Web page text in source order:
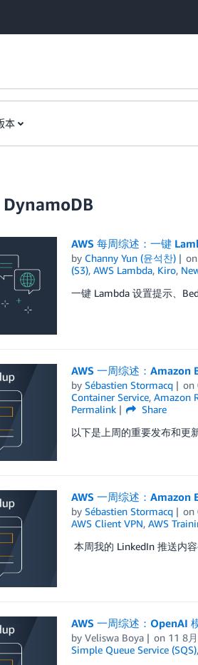
本
AWS 每周综述：一键
by Channy Yun (윤석찬) on
(S3), AWS Lambda, Kiro,
一键 Lambda 设置提示、
AWS 一周综述：Amazon
by Sébastien Stormacq on
Container Service, Amazon
Permalink
Share
以下是上周的重要发布和更
AWS 一周综述：Amazon
by Sébastien Stormacq on
AWS Client VPN, AWS
本周我的 LinkedIn 推送内
AWS 一周综述：OpenAI
by Veliswa Boya on 11 8
Simple Queue Service (SQS),